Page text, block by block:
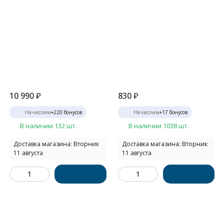
10 990₽
Начислим+220 бонусов
В наличии 132 шт.
Доставка магазина: Вторник
11 августа
830 ₽
Начислим+17 бонусов
В наличии 1038 шт.
Доставка магазина: Вторник
11 августа